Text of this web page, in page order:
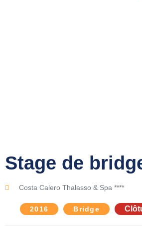
Stage de
Costa Calero Thalasso & Spa ****
2016 Bridge